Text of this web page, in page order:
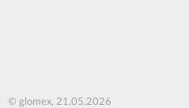
© glomex, 21.05.2026